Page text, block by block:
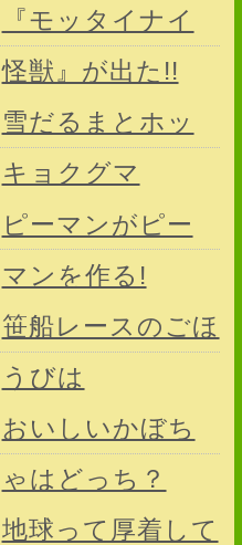
『モッタイナイ
怪獣』が出た!!
雪だるまとホッ
キョクグマ
ピーマンがピー
マンを作る!
笹船レースのごほ
うびは
おいしいかぼち
ゃはどっち？
地球って厚着して